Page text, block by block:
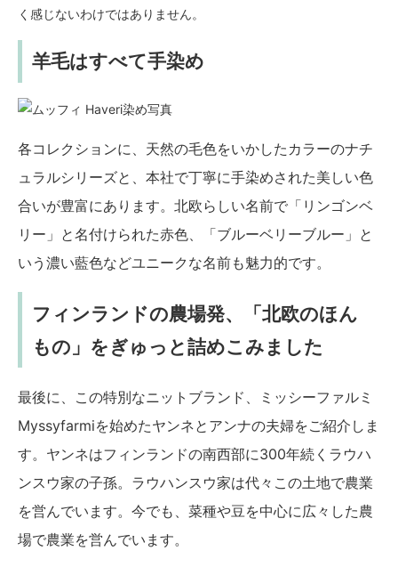
く感じないわけではありません。
羊毛はすべて手染め
各コレクションに、天然の毛色をいかしたカラーのナチ
ュラルシリーズと、本社で丁寧に手染めされた美しい色
合いが豊富にあります。北欧らしい名前で「リンゴンベ
リー」と名付けられた赤色、「ブルーベリーブルー」と
いう濃い藍色などユニークな名前も魅力的です。
フィンランドの農場発、「北欧のほん
もの」をぎゅっと詰めこみました
最後に、この特別なニットブランド、ミッシーファルミ
Myssyfarmiを始めたヤンネとアンナの夫婦をご紹介しま
す。ヤンネはフィンランドの南西部に300年続くラウハ
ンスウ家の子孫。ラウハンスウ家は代々この土地で農業
を営んでいます。今でも、菜種や豆を中心に広々した農
場で農業を営んでいます。